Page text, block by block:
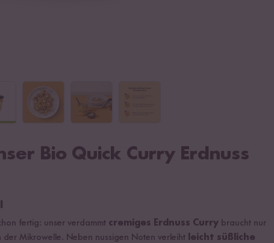
Bio Quick Curry Erdnuss
fertig: unser verdammt cremiges Erdnuss Curry braucht nur
der Mikrowelle. Neben nussigen Noten verleiht leicht süßliche